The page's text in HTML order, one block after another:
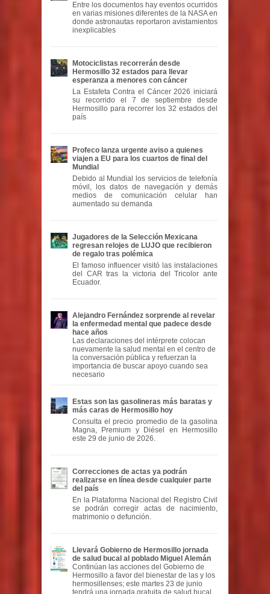
Entre los documentos hay eventos ocurridos
en varias misiones diferentes de la NASA en
donde astronautas reportaron avistamientos
inexplicables
Motociclistas recorrerán desde
Hermosillo 32 estados para llevar
esperanza a menores con cáncer
La Estafeta Contra el Cáncer 2026 iniciará
su recorrido el 7 de septiembre desde
Hermosillo para recorrer los 32 estados del
país
Profeco lanza urgente aviso a quienes
viajen a EU para los cuartos de final del
Mundial
Debido al Mundial los servicios de telefonía
móvil, los datos de navegación y demás
medios de comunicación celular han
aumentado su demanda
Jugadores de la Selección Mexicana
regresan relojes de LUJO que recibieron
de regalo tras polémica
El famoso influencer visitó las instalaciones
del CAR tras la victoria del Tricolor ante
Ecuador.
Alejandro Fernández sorprende al revelar
la enfermedad mental que padece desde
hace años
Las declaraciones del intérprete colocan
nuevamente la salud mental en el centro de
la conversación pública y refuerzan la
importancia de buscar apoyo cuando sea
necesario
Estas son las gasolineras más baratas y
más caras de Hermosillo hoy
Consulta el precio promedio de la gasolina
Magna, Premium y Diésel en Hermosillo
este 29 de junio de 2026.
Correcciones de actas ya podrán
realizarse en línea desde cualquier parte
del país
En la Plataforma Nacional del Registro Civil
se podrán corregir actas de nacimiento,
matrimonio o defunción.
Llevará Gobierno de Hermosillo jornada
de salud bucal al poblado Miguel Alemán
Continúan las acciones del Gobierno de
Hermosillo a favor del bienestar de las y los
hermosillenses; este martes 23 de junio